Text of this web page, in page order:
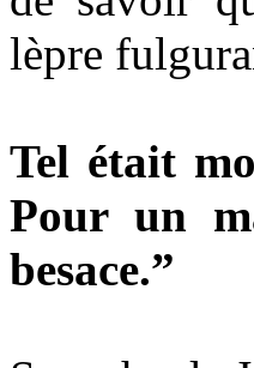
lèpre
Tel était
Pour un
besace.”